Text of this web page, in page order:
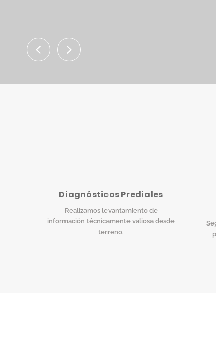
Diagnósticos Prediales
Realizamos levantamiento de
información técnicamente valiosa desde
terreno.